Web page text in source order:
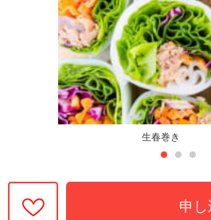
生春巻き
申し